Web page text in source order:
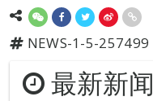
NEWS-1-5-257499
最新新闻